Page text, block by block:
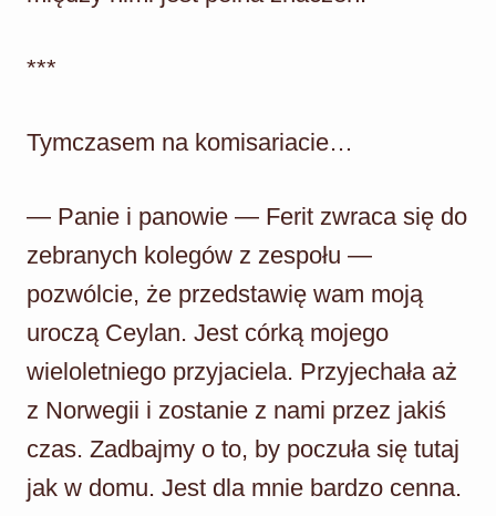
***
Tymczasem na komisariacie…
— Panie i panowie — Ferit zwraca się do
zebranych kolegów z zespołu —
pozwólcie, że przedstawię wam moją
uroczą Ceylan. Jest córką mojego
wieloletniego przyjaciela. Przyjechała aż
z Norwegii i zostanie z nami przez jakiś
czas. Zadbajmy o to, by poczuła się tutaj
jak w domu. Jest dla mnie bardzo cenna.